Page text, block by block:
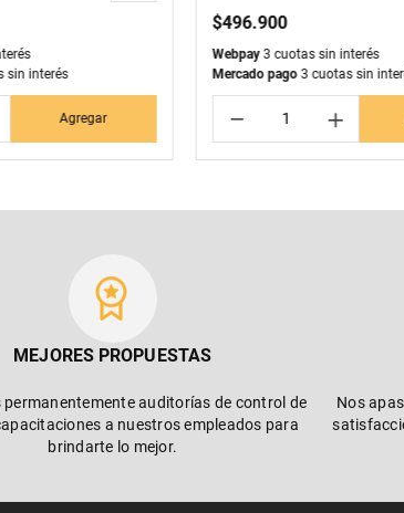
sin interés
Agregar
$496.900
Webpay 3 cuotas sin interés
Mercado pago 3 cuotas sin
＋
－
MEJORES PROPUESTAS
permanentemente auditorías de control de
a nuestros empleados para
brindarte lo mejor.
Nos